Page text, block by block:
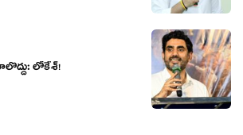
లోకేశ్!